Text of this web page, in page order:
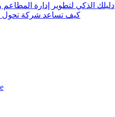
دليلك الذكي لتطوير إدارة
كيف تساعد شركة تحول